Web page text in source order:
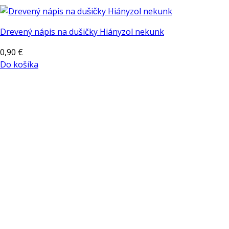
Drevený nápis na dušičky Hiányzol nekunk
0,90 €
Do košíka